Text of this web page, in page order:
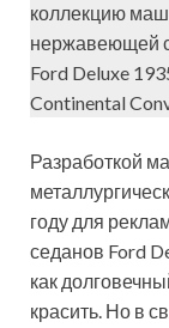
коллекцию
нержавеющей
Ford Deluxe
Continental
Разработкой
году для
седанов Ford
как
красить. Но в